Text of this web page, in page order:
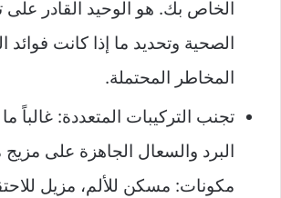
الخاص بك. هو الوحيد القادر على
الصحية وتحديد ما إذا كانت فوائد
المخاطر المحتملة.
تجنب التركيبات المتعددة: غالباً
البرد والسعال الجاهزة على
مكونات: مسكن للألم، مزيل